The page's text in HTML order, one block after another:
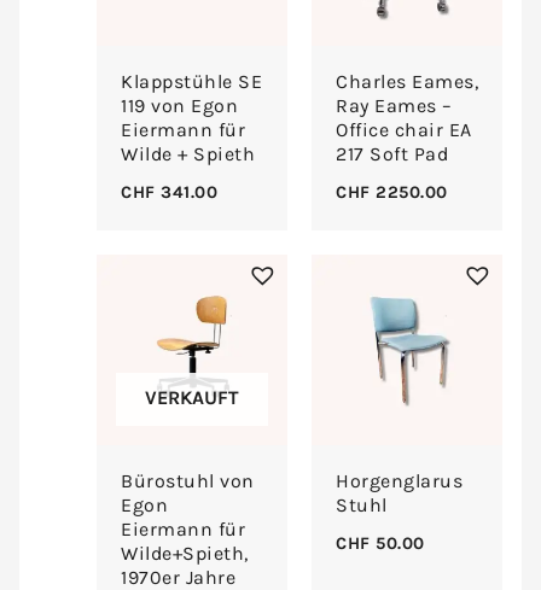
Klappstühle SE
119 von Egon
Eiermann für
Wilde + Spieth
CHF 341.00
Charles Eames,
Ray Eames –
Office chair EA
217 Soft Pad
CHF 2250.00
VERKAUFT
Bürostuhl von
Egon
Eiermann für
Wilde+Spieth,
1970er Jahre
Horgenglarus
Stuhl
CHF 50.00